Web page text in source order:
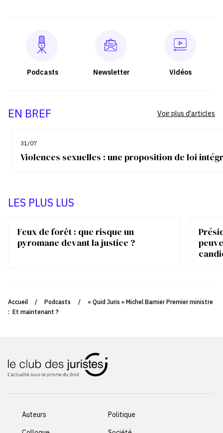
Podcasts Newsletter Vidéos
EN BREF
31/07
Violences sexuelles : une proposition de loi
Voir plus d'articles
LES PLUS LUS
Feux de forêt : que risque un
pyromane devant la justice ?
Accueil / Podcasts /
« Quid Juris » Michel Barnier Premier ministre
: Et maintenant ?
Auteurs
Politique